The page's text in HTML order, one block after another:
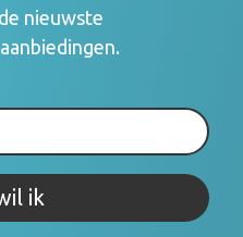
nieuwste
ik